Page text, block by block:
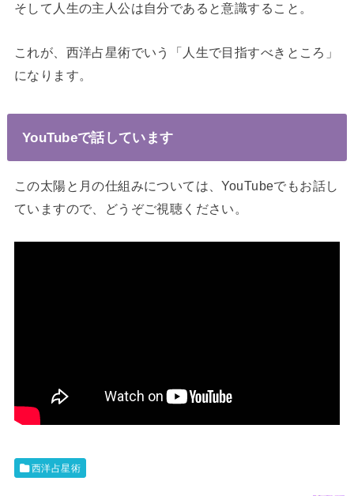
そして人生の主人公は自分であると意識すること。
これが、西洋占星術でいう「人生で目指すべきところ」
になります。
YouTubeで話しています
この太陽と月の仕組みについては、YouTubeでもお話し
ていますので、どうぞご視聴ください。
西洋占星術